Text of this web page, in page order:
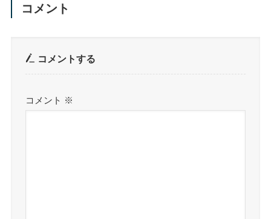
コメント
コメントする
コメント ※